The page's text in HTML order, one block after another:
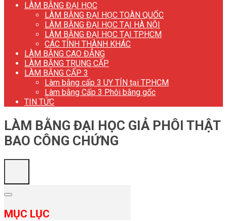
LÀM BẰNG ĐẠI HỌC
LÀM BẰNG ĐẠI HỌC TOÀN QUỐC
LÀM BẰNG ĐẠI HỌC TẠI HÀ NỘI
LÀM BẰNG ĐẠI HỌC TẠI TP.HCM
CÁC TỈNH THÀNH KHÁC
LÀM BẰNG CAO ĐẲNG
LÀM BẰNG TRUNG CẤP
LÀM BẰNG CẤP 3
Làm bằng cấp 3 UY TÍN tại TP.HCM
Làm bằng Cấp 3 Phôi bằng gốc
TIN TỨC
LÀM BẰNG ĐẠI HỌC GIẢ PHÔI THẬT
BAO CÔNG CHỨNG
MỤC LỤC